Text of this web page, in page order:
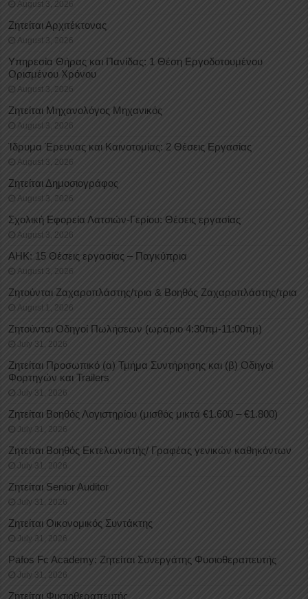
August 3, 2026
Ζητείται Αρχιτέκτονας
August 3, 2026
Υπηρεσία Θήρας και Πανίδας: 1 Θέση Eργοδοτουμένου
Oρισμένου Xρόνου
August 3, 2026
Ζητείται Μηχανολόγος Μηχανικός
August 3, 2026
Ίδρυμα Έρευνας και Καινοτομίας: 2 Θέσεις Εργασίας
August 3, 2026
Ζητείται Δημοσιογράφος
August 3, 2026
Σχολική Εφορεία Λατσιών-Γερίου: Θέσεις εργασίας
August 3, 2026
ΑΗΚ: 15 Θέσεις εργασίας – Παγκύπρια
August 3, 2026
Ζητούνται Ζαχαροπλάστης/τρια & Βοηθός Ζαχαροπλάστης/τρια
August 1, 2026
Ζητούνται Οδηγοί Πωλήσεων (ωράριο 4:30πμ-11:00πμ)
July 31, 2026
Ζητείται Προσωπικό (α) Τμήμα Συντήρησης και (β) Οδηγοί
Φορτηγών και Trailers
July 31, 2026
Ζητείται Βοηθός Λογιστηρίου (μισθός μικτά €1.600 – €1.800)
July 31, 2026
Ζητείται Βοηθός Εκτελωνιστής/ Γραφέας γενικών καθηκόντων
July 31, 2026
Ζητείται Senior Auditor
July 31, 2026
Ζητείται Οικονομικός Συντάκτης
July 31, 2026
Pafos Fc Academy: Ζητείται Συνεργάτης Φυσιοθεραπευτής
July 31, 2026
Ζητείται Φυσιοθεραπευτής